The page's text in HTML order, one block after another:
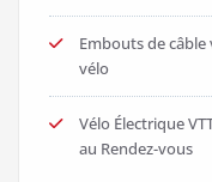
Embouts de câble
vélo
Vélo Électrique
au Rendez-vous